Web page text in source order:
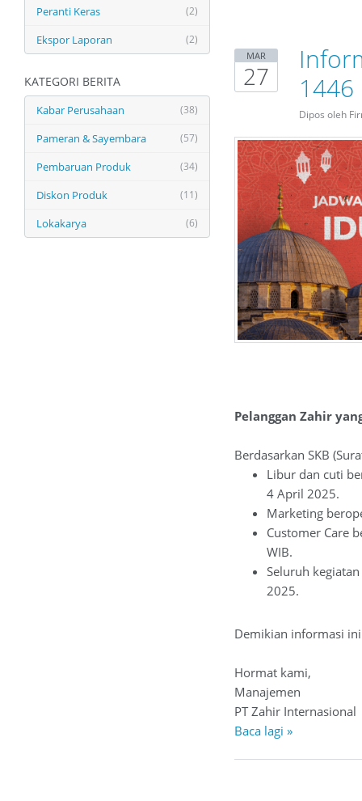
(2)
Peranti Keras
(2)
Ekspor Laporan
KATEGORI BERITA
(38)
Kabar Perusahaan
(57)
Pameran & Sayembara
(34)
Pembaruan Produk
(11)
Diskon Produk
(6)
Lokakarya
MAR
27
Dipos oleh
Pelanggan Zahir
Berdasarkan SKB
Libur dan cuti
4 April 2025.
Marketing
Customer Care
WIB.
Seluruh
2025.
Demikian informasi
Hormat kami,
Manajemen
PT Zahir Internasional
Baca lagi »